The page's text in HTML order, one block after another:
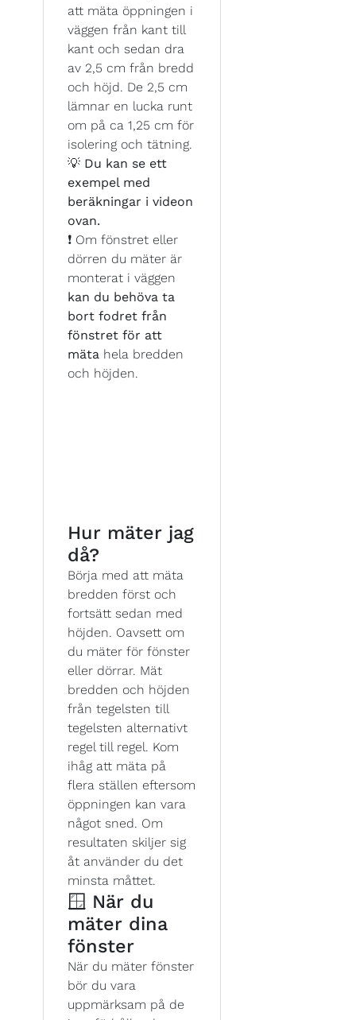
att mäta öppningen i
väggen från kant till
kant och sedan dra
av 2,5 cm från bredd
och höjd. De 2,5 cm
lämnar en lucka runt
om på ca 1,25 cm för
isolering och tätning.
💡 Du kan se ett
exempel med
beräkningar i videon
ovan.
❗ Om fönstret eller
dörren du mäter är
monterat i väggen
kan du behöva ta
bort fodret från
fönstret för att
mäta hela bredden
och höjden.
Hur mäter jag
då?
Börja med att mäta
bredden först och
fortsätt sedan med
höjden. Oavsett om
du mäter för fönster
eller dörrar. Mät
bredden och höjden
från tegelsten till
tegelsten alternativt
regel till regel. Kom
ihåg att mäta på
flera ställen eftersom
öppningen kan vara
något sned. Om
resultaten skiljer sig
åt använder du det
minsta måttet.
🪟 När du
mäter dina
fönster
När du mäter fönster
bör du vara
uppmärksam på de